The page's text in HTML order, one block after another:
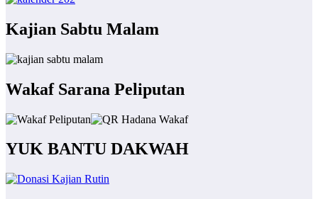
Kajian Sabtu Malam
Wakaf Sarana Peliputan
YUK BANTU DAKWAH